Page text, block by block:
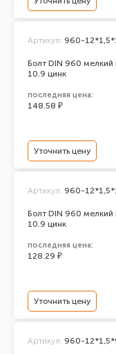
Болт DIN 960 мелкий
10.9 цинк
Артикул: 960-
последняя цена:
148.58 ₽
Уточнить цену
Болт DIN 960 мелкий
10.9 цинк
Артикул: 960-
последняя цена:
128.29 ₽
Уточнить цену
Артикул: 960-